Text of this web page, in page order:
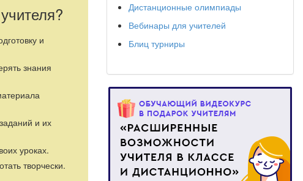
и
знания
и их
уроках.
творчески.
Дистанционные олимпиады
Вебинары для учителей
Блиц турниры